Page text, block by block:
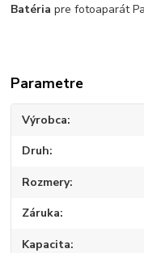
Batéria pre fotoaparát
Parametre
Výrobca
Druh
Rozmery
Záruka
Kapacita